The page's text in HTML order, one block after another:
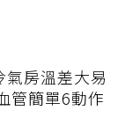
房溫差大易
管簡單6動作